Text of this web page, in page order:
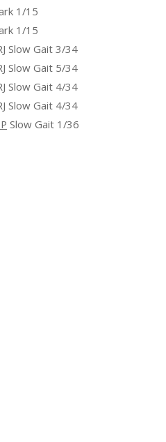
1/15
1/15
Slow Gait 3/34
Slow Gait 5/34
Slow Gait 4/34
Slow Gait 4/34
Slow Gait 1/36